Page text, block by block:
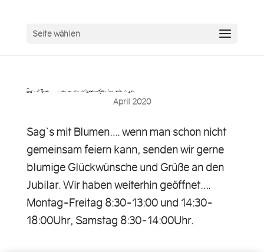
Seite wählen
Sag`s mit Blumen…. wenn man schon nicht gemeinsam feiern kann, senden wir gern…
April 2020
Sag`s mit Blumen…. wenn man schon nicht
gemeinsam feiern kann, senden wir gerne
blumige Glückwünsche und Grüße an den
Jubilar. Wir haben weiterhin geöffnet….
Montag-Freitag 8:30-13:00 und 14:30-
18:00Uhr, Samstag 8:30-14:00Uhr.